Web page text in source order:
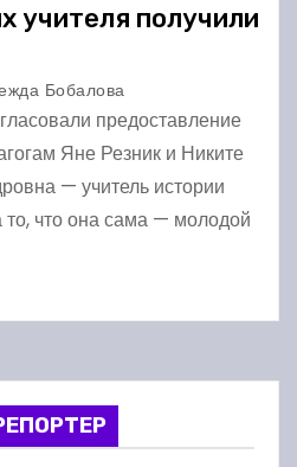
учителя получили
Бобалова
предоставление
Яне Резник и Никите
— учитель истории
что она сама — молодой